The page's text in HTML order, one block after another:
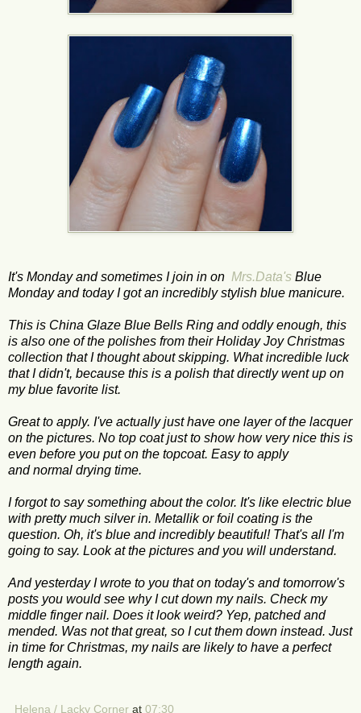
It's Monday and sometimes I join in on Mrs.Data's Blue
Monday and today I got an incredibly stylish blue manicure.
This is China Glaze Blue Bells Ring and oddly enough, this
is also one of the polishes from their Holiday Joy Christmas
collection that I thought about skipping. What incredible luck
that I didn't, because this is a polish that directly went up on
my blue favorite list.
Great to apply. I've actually justhave one layer of the lacquer
on the pictures. No top coat just to show how very nice this is
even before you put on the topcoat. Easy to apply
andnormal drying time.
I forgot to say something about the color. It's like electric blue
with pretty much silver in. Metallik or foil coating is the
question. Oh, it's blue and incredibly beautiful! That's all I'm
going to say. Look at the pictures and you will understand.
And yesterday I wrote to you thaton today's and tomorrow's
posts you would see why I cut down my nails. Check my
middle finger nail. Does it look weird? Yep, patched and
mended. Was not that great, so I cut them down instead. Just
in time for Christmas, mynails are likely to have a perfect
length again.
Helena / Lacky Corner at 07:30